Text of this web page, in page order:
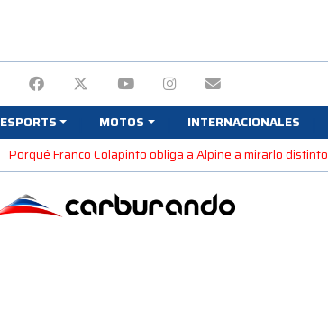
ESPORTS MOTOS INTERNACIONALES
Porqué Franco Colapinto obliga a Alpine a mirarlo distinto